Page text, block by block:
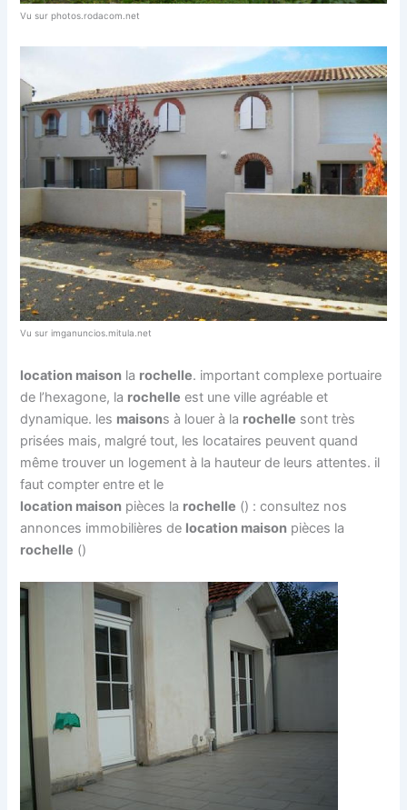
Vu sur photos.rodacom.net
Vu sur imganuncios.mitula.net
location maison la rochelle. important complexe portuaire
de l’hexagone, la rochelle est une ville agréable et
dynamique. les maisons à louer à la rochelle sont très
prisées mais, malgré tout, les locataires peuvent quand
même trouver un logement à la hauteur de leurs attentes. il
faut compter entre et le
location maison pièces la rochelle () : consultez nos
annonces immobilières de location maison pièces la
rochelle ()